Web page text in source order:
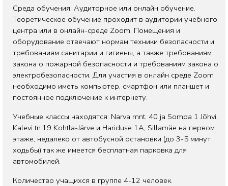
Среда обучения: Аудиторное или онлайн обучение.
Теоретическое обучение проходит в аудитории учебного
центра или в онлайн-среде Zoom. Помещения и
оборудование отвечают нормам техники безопасности и
требованиям санитарии и гигиены, а также требованиям
закона о пожарной безопасности и требованиям закона о
электробезопасности. Для участия в онлайн среде Zoom
необходимо иметь компьютер, смартфон или планшет и
постоянное подключение к интернету.
Учебные классы находятся: Narva mnt. 40 ja Sompa 1 Jõhvi,
Kalevi tn.19 Kohtla-Järve и Hariduse 1A, Sillamäe на первом
этаже, недалеко от автобусной остановки (до 3-5 минут
ходьбы),так же имеется бесплатная парковка для
автомобилей.
Количество учащихся в группе 4-12 человек.